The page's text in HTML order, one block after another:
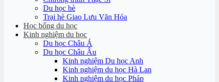
Du học hè
Trại hè Giao Lưu Văn Hóa
Học bổng du học
Kinh nghiệm du học
Du học Châu Á
Du học Châu Âu
Kinh nghiệm Du học Anh
Kinh nghiệm du học Hà Lan
Kinh nghiệm du học Pháp